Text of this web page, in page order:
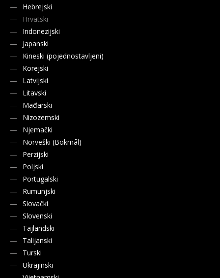
Hebrejski
Hrvatski
Indonezijski
Japanski
Kineski (pojednostavljeni)
Korejski
Latvijski
Litavski
Mađarski
Nizozemski
Njemački
Norveški (Bokmål)
Perzijski
Poljski
Portugalski
Rumunjski
Slovački
Slovenski
Tajlandski
Talijanski
Turski
Ukrajinski